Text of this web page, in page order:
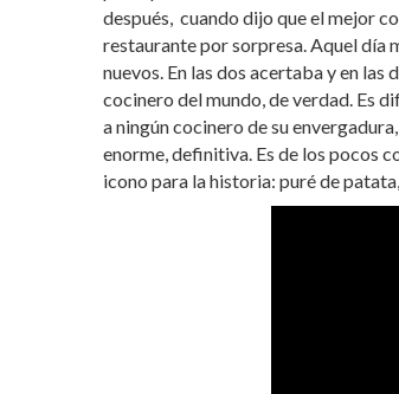
después, cuando dijo que el mejor
restaurante por sorpresa. Aquel día
nuevos. En las dos acertaba y en
cocinero del mundo, de verdad. Es
a ningún cocinero de su
enorme, definitiva. Es de los pocos
icono para la historia: puré de